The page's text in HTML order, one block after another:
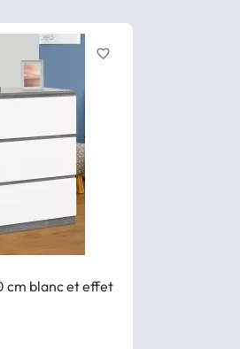
cm blanc et effet
favorite_border